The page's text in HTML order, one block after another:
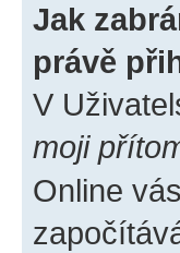
Jak
právě
V
moji
Online